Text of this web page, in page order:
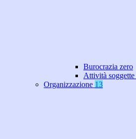
Burocrazia zero
Attività
Organizzazione 13